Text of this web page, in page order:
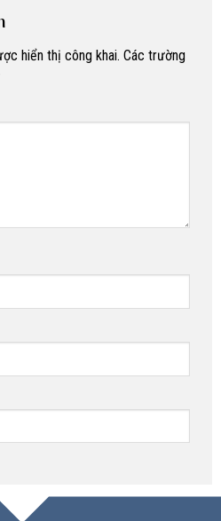
hiển thị công khai. Các trường